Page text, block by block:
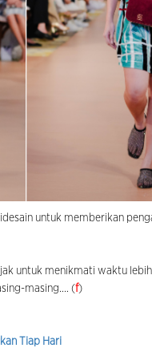
untuk memberikan
untuk menikmati waktu
masing.... (f)
Tiap Hari